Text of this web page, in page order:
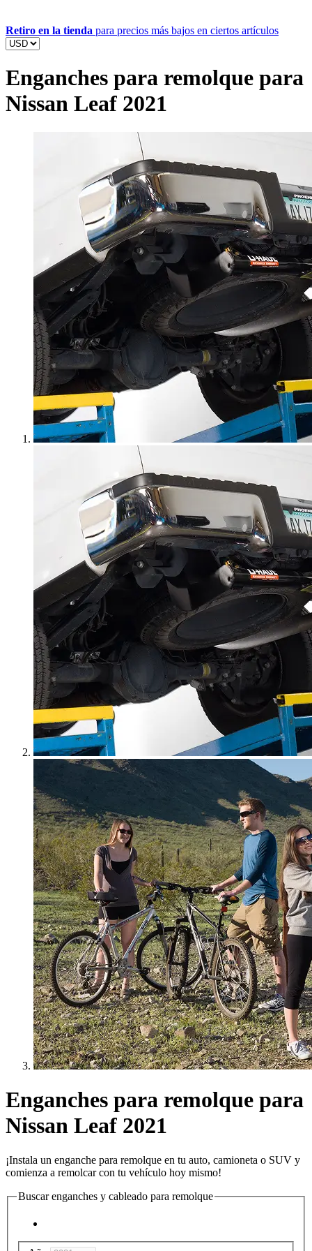
Retiro en la tienda para precios más bajos en ciertos artículos
Enganches para remolque para
Nissan Leaf 2021
Enganches para remolque para
Nissan Leaf 2021
¡Instala un enganche para remolque en tu auto, camioneta o SUV y
comienza a remolcar con tu vehículo hoy mismo!
Buscar enganches y cableado para remolque